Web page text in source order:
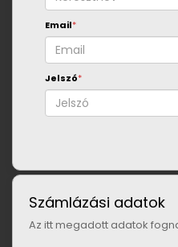
Email*
Jelszó*
Számlázási adatok
Az itt megadott adatok